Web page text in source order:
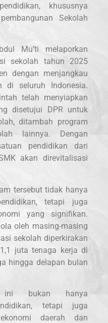
khususnya
Sekolah
Mu’ti melaporkan
sekolah tahun 2025
dengan menjangkau
di seluruh Indonesia.
telah menyiapkan
disetujui DPR untuk
ditambah program
lainnya. Dengan
pendidikan dari
akan direvitalisasi
tersebut tidak hanya
tetapi juga
yang signifikan.
oleh masing-masing
sekolah diperkirakan
juta tenaga kerja di
hingga delapan bulan
ini bukan hanya
tetapi juga
daerah dan